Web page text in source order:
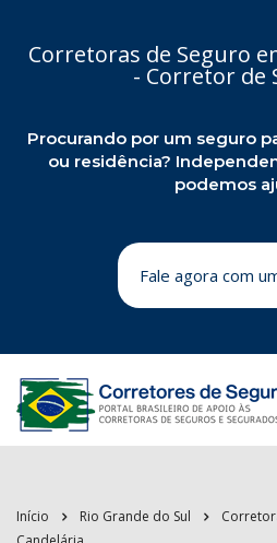
Corretoras de Seguro
- Corretor de
Procurando por um seguro
ou residência?
podemos
Fale agora com
Início Rio Grande do Sul